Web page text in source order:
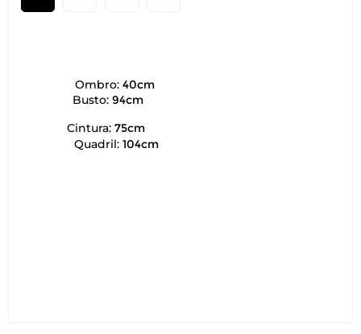
Ombro: 40cm
Busto: 94cm
Cintura: 75cm
Quadril: 104cm